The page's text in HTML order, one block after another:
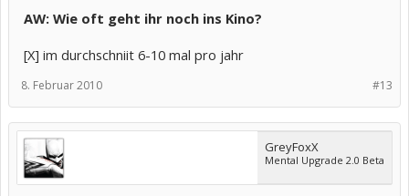
AW: Wie oft geht ihr noch ins Kino?
[X] im durchschniit 6-10 mal pro jahr
#13
8. Februar 2010
GreyFoxX
Mental Upgrade 2.0 Beta